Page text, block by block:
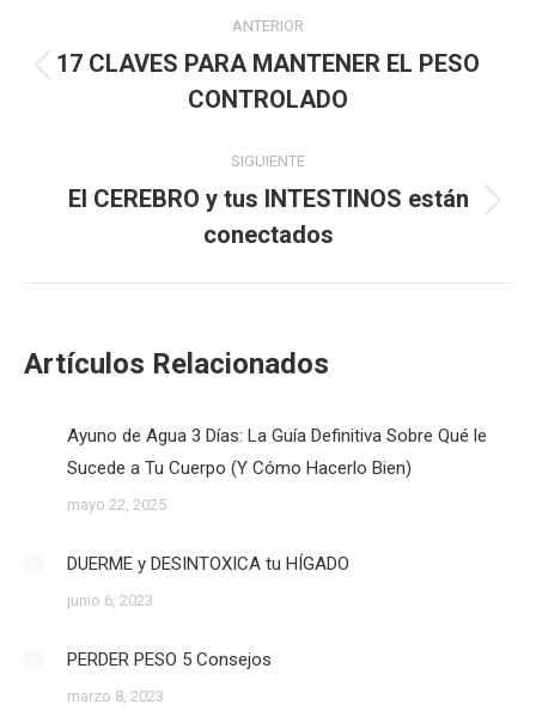
entre
publicaciones
ANTERIOR
Publicación
anterior:
17 CLAVES PARA MANTENER EL PESO
CONTROLADO
SIGUIENTE
Publicación
siguiente:
El CEREBRO y tus INTESTINOS están
conectados
Artículos Relacionados
Ayuno de Agua 3 Días: La Guía Definitiva Sobre Qué le
Sucede a Tu Cuerpo (Y Cómo Hacerlo Bien)
mayo 22, 2025
DUERME y DESINTOXICA tu HÍGADO
junio 6, 2023
PERDER PESO 5 Consejos
marzo 8, 2023